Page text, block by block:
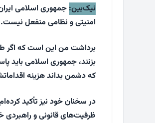
نیک‌بین: جمهوری اسلامی
امنیتی و نظامی منفعل
برداشت من این است که اگر
بزنند، جمهوری اسلامی باید
که دشمن بداند هزینه
در سخنان خود نیز تأکید
ظرفیت‌های قانونی و راهبردی